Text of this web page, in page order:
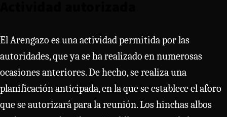
El Arengazo es una actividad permitida por las
autoridades, que ya se ha realizado en numerosas
ocasiones anteriores. De hecho, se realiza una
planificación anticipada, en la que se establece el aforo
que se autorizará para la reunión. Los hinchas albos